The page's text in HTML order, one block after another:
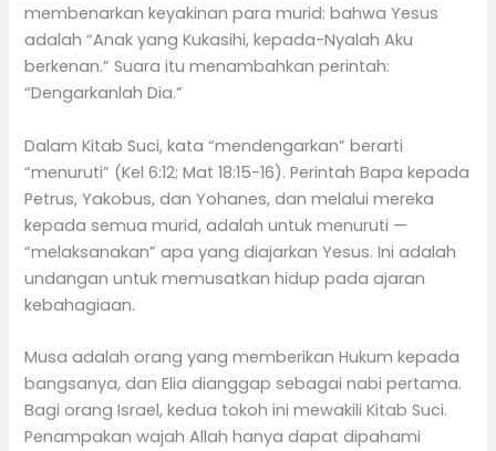
membenarkan keyakinan para murid: bahwa Yesus
adalah “Anak yang Kukasihi, kepada-Nyalah Aku
berkenan.” Suara itu menambahkan perintah:
“Dengarkanlah Dia.”
Dalam Kitab Suci, kata “mendengarkan” berarti
“menuruti” (Kel 6:12; Mat 18:15-16). Perintah Bapa kepada
Petrus, Yakobus, dan Yohanes, dan melalui mereka
kepada semua murid, adalah untuk menuruti —
“melaksanakan” apa yang diajarkan Yesus. Ini adalah
undangan untuk memusatkan hidup pada ajaran
kebahagiaan.
Musa adalah orang yang memberikan Hukum kepada
bangsanya, dan Elia dianggap sebagai nabi pertama.
Bagi orang Israel, kedua tokoh ini mewakili Kitab Suci.
Penampakan wajah Allah hanya dapat dipahami